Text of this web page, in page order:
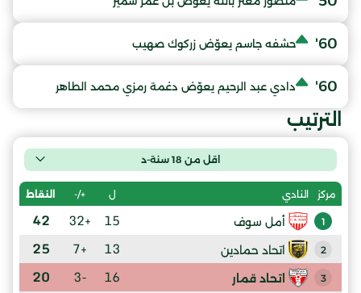
60' حشفه جاسم يعوّض زركوك صهيب
60' دادي عبد الرحيم يعوّض دغمة رمزي محمد الطاهر
الترتيب
اقل من 18 سنة-د
مركز النادي ل +/- النقاط
1 أمل سوف 15
+32
42
2 اتحاد حمادين 13
+7
25
3 اتحاد قمار 16
-3
20